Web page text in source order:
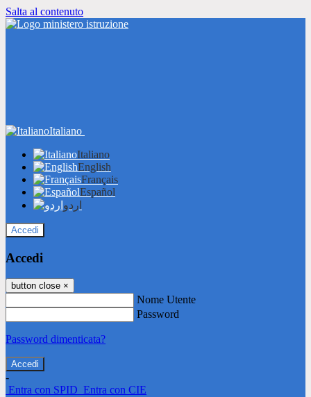
Salta al contenuto
Italiano
Italiano
English
Français
Español
اردو
Accedi
Accedi
button close ×
Nome Utente
Password
Password dimenticata?
-
Entra con SPID Entra con CIE